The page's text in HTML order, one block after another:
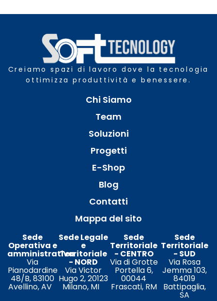
Creiamo spazi di lavoro dove la tecnologia
ottimizza produttività e benessere.
Chi Siamo
Team
Soluzioni
Progetti
E-Shop
Blog
Contatti
Mappa del sito
Sede
Operativa e
amministrativa
Via
Pianodardine
48/B, 83100
Avellino, AV
Sede Legale
e
Territoriale
- NORD
Via Victor
Hugo 2, 20123
Milano, MI
Sede
Territoriale
- CENTRO
Via di Grotte
Portella 6,
00044
Frascati, RM
Sede
Territoriale
- SUD
Via Rosa
Jemma 103,
84019
Battipaglia,
SA